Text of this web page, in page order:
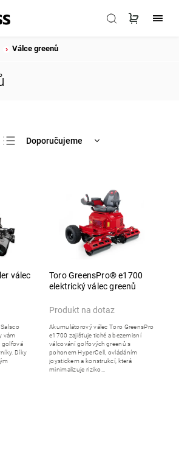
Válce greenů
Doporučujeme
Nejprodávanější
válec
vám
golfová
Díky
Toro GreensPro® e1700
elektrický válec greenů
Produkt na dotaz
Akumulátorový válec Toro GreensPro
e1700 zajišťuje tiché a bezemisní
válcování golfových greenů s
pohonem HyperCell, ovládáním
joystickem a konstrukcí, která
minimalizuje riziko...